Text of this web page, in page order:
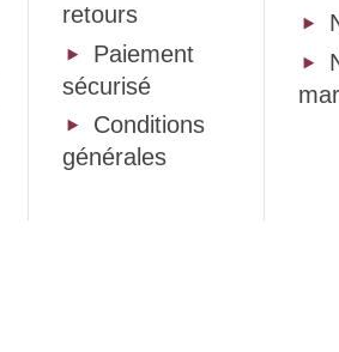
retours
Paiement
sécurisé
Conditions
générales